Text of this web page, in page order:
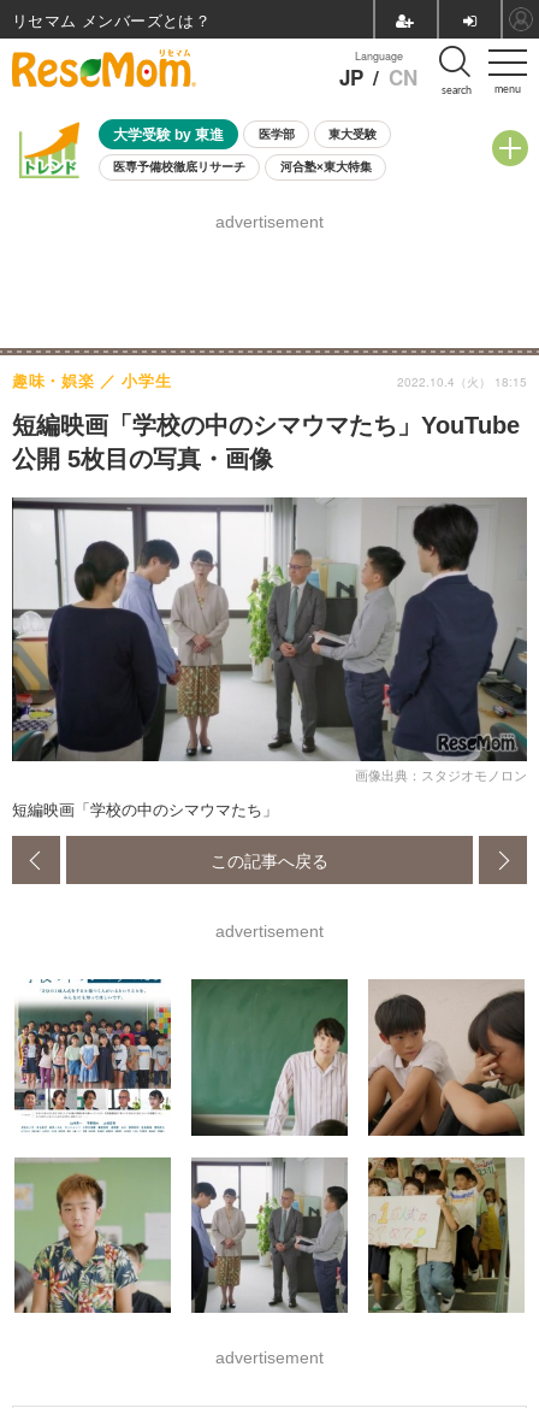
menu
Language
JP / CN search
大学受験 by 東進 医学部 東大受験
医専予備校徹底リサーチ 河合塾×東大特集
8月開催学校説明会・相談会
advertisement
短編映画「学校の中のシマウマたち」YouTube
公開 5枚目の写真・画像
趣味・娯楽 小学生 2022.10.4（火） 18:15
画像出典：スタジオモノロン
短編映画「学校の中のシマウマたち」
この記事へ戻る
advertisement
advertisement
リセマム メンバーズ